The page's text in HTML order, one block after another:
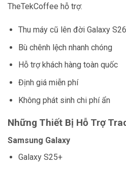
TheTekCoffee hỗ trợ:
Thu máy cũ lên đời Galaxy
Bù chênh lệch nhanh chóng
Hỗ trợ khách hàng toàn quốc
Định giá miễn phí
Không phát sinh chi phí ẩn
Những Thiết Bị Hỗ Trợ
Samsung Galaxy
Galaxy S25+